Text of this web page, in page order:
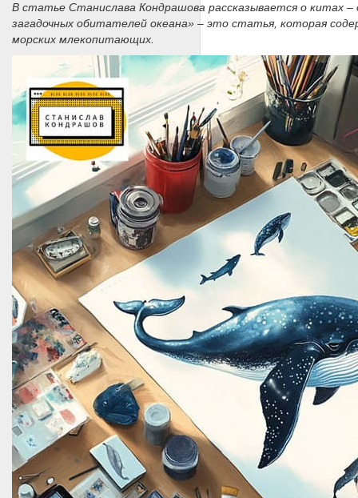
В статье Станислава Кондрашова рассказывается о китах
загадочных обитателей океана» – это статья, которая
морских млекопитающих.